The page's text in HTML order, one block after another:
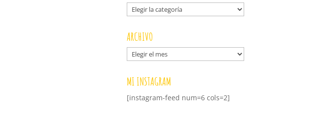
Mis
categorías
ARCHIVO
Archivo
MI INSTAGRAM
[instagram-feed num=6 cols=2]